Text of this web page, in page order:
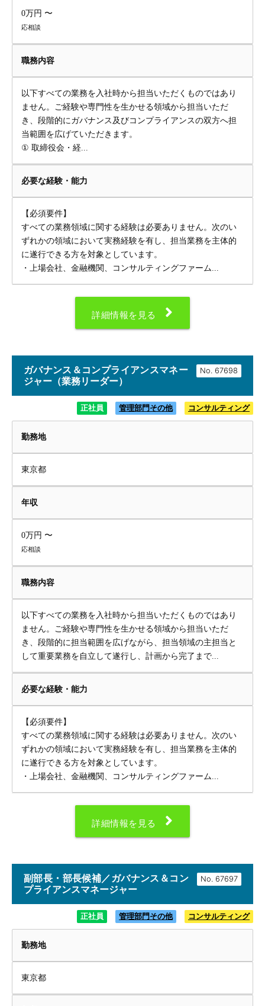
0万円 〜
応相談
職務内容
以下すべての業務を入社時から担当いただくものではあり
ません。ご経験や専門性を生かせる領域から担当いただ
き、段階的にガバナンス及びコンプライアンスの双方へ担
当範囲を広げていただきます。
① 取締役会・経...
必要な経験・能力
【必須要件】
すべての業務領域に関する経験は必要ありません。次のい
ずれかの領域において実務経験を有し、担当業務を主体的
に遂行できる方を対象としています。
・上場会社、金融機関、コンサルティングファーム...
詳細情報を見る
No.
ガバナンス＆コンプライアンスマネー
ジャー（業務リーダー）
正社員 管理部門その他 コンサルティング
勤務地
東京都
年収
0万円 〜
応相談
職務内容
以下すべての業務を入社時から担当いただくものではあり
ません。ご経験や専門性を生かせる領域から担当いただ
き、段階的に担当範囲を広げながら、担当領域の主担当と
して重要業務を自立して遂行し、計画から完了まで...
必要な経験・能力
【必須要件】
すべての業務領域に関する経験は必要ありません。次のい
ずれかの領域において実務経験を有し、担当業務を主体的
に遂行できる方を対象としています。
・上場会社、金融機関、コンサルティングファーム...
詳細情報を見る
No.
副部長・部長候補／ガバナンス＆コン
プライアンスマネージャー
正社員 管理部門その他 コンサルティング
勤務地
東京都